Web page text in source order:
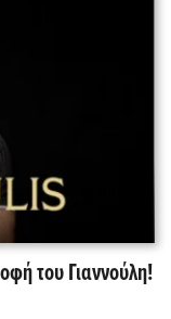
του Γιαννούλη!